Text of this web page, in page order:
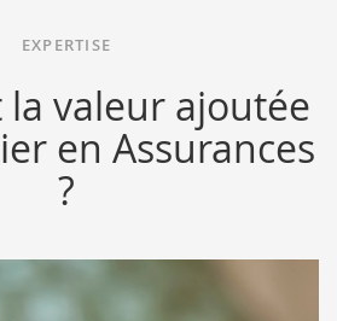
EXPERTISE
la valeur ajoutée
en Assurances
?